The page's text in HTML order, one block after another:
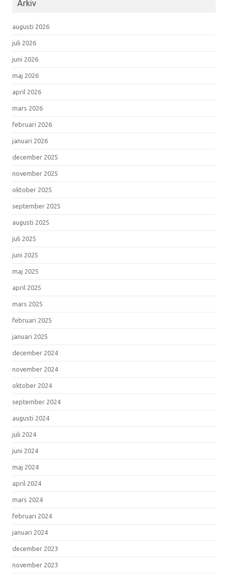
Arkiv
augusti 2026
juli 2026
juni 2026
maj 2026
april 2026
mars 2026
februari 2026
januari 2026
december 2025
november 2025
oktober 2025
september 2025
augusti 2025
juli 2025
juni 2025
maj 2025
april 2025
mars 2025
februari 2025
januari 2025
december 2024
november 2024
oktober 2024
september 2024
augusti 2024
juli 2024
juni 2024
maj 2024
april 2024
mars 2024
februari 2024
januari 2024
december 2023
november 2023